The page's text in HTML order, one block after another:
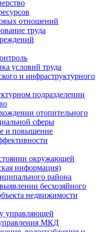
отношений
труда
условий труда
и инфраструктурного
подразделении
отопительного
сферы
и повышение
окружающей
информация)
района
бесхозяйного
недвижимости
управляющей
МКД